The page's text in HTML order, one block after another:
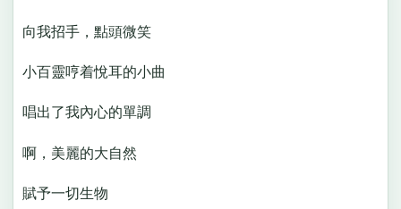
向我招手，點頭微笑
小百靈哼着悅耳的小曲
唱出了我內心的單調
啊，美麗的大自然
賦予一切生物